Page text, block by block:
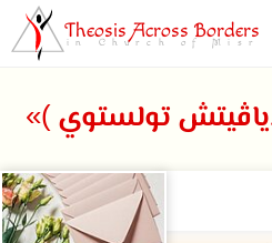
Theosis Across Borders
in Church of Misr
تولستوي )»